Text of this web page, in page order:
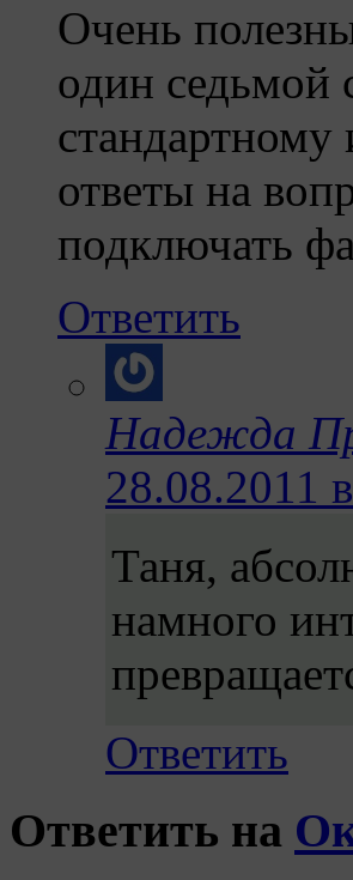
Очень
один седьмой
ответы на
подключать
Ответить
Надежда
28.08.2011
Таня,
намного
Ответить
Ответить на